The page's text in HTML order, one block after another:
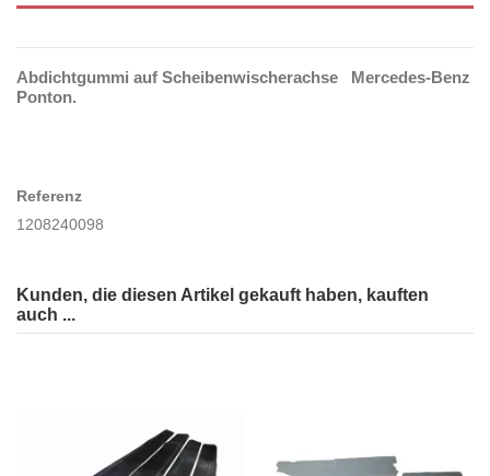
Abdichtgummi auf Scheibenwischerachse Mercedes-Benz
Ponton.
Referenz
1208240098
Kunden, die diesen Artikel gekauft haben, kauften
auch ...